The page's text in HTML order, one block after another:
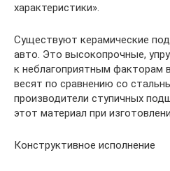
характеристики».
Существуют керамические
авто. Это высокопрочные,
к неблагоприятным факторам
весят по сравнению со
производители ступичных
этот материал при
Конструктивное исполнение